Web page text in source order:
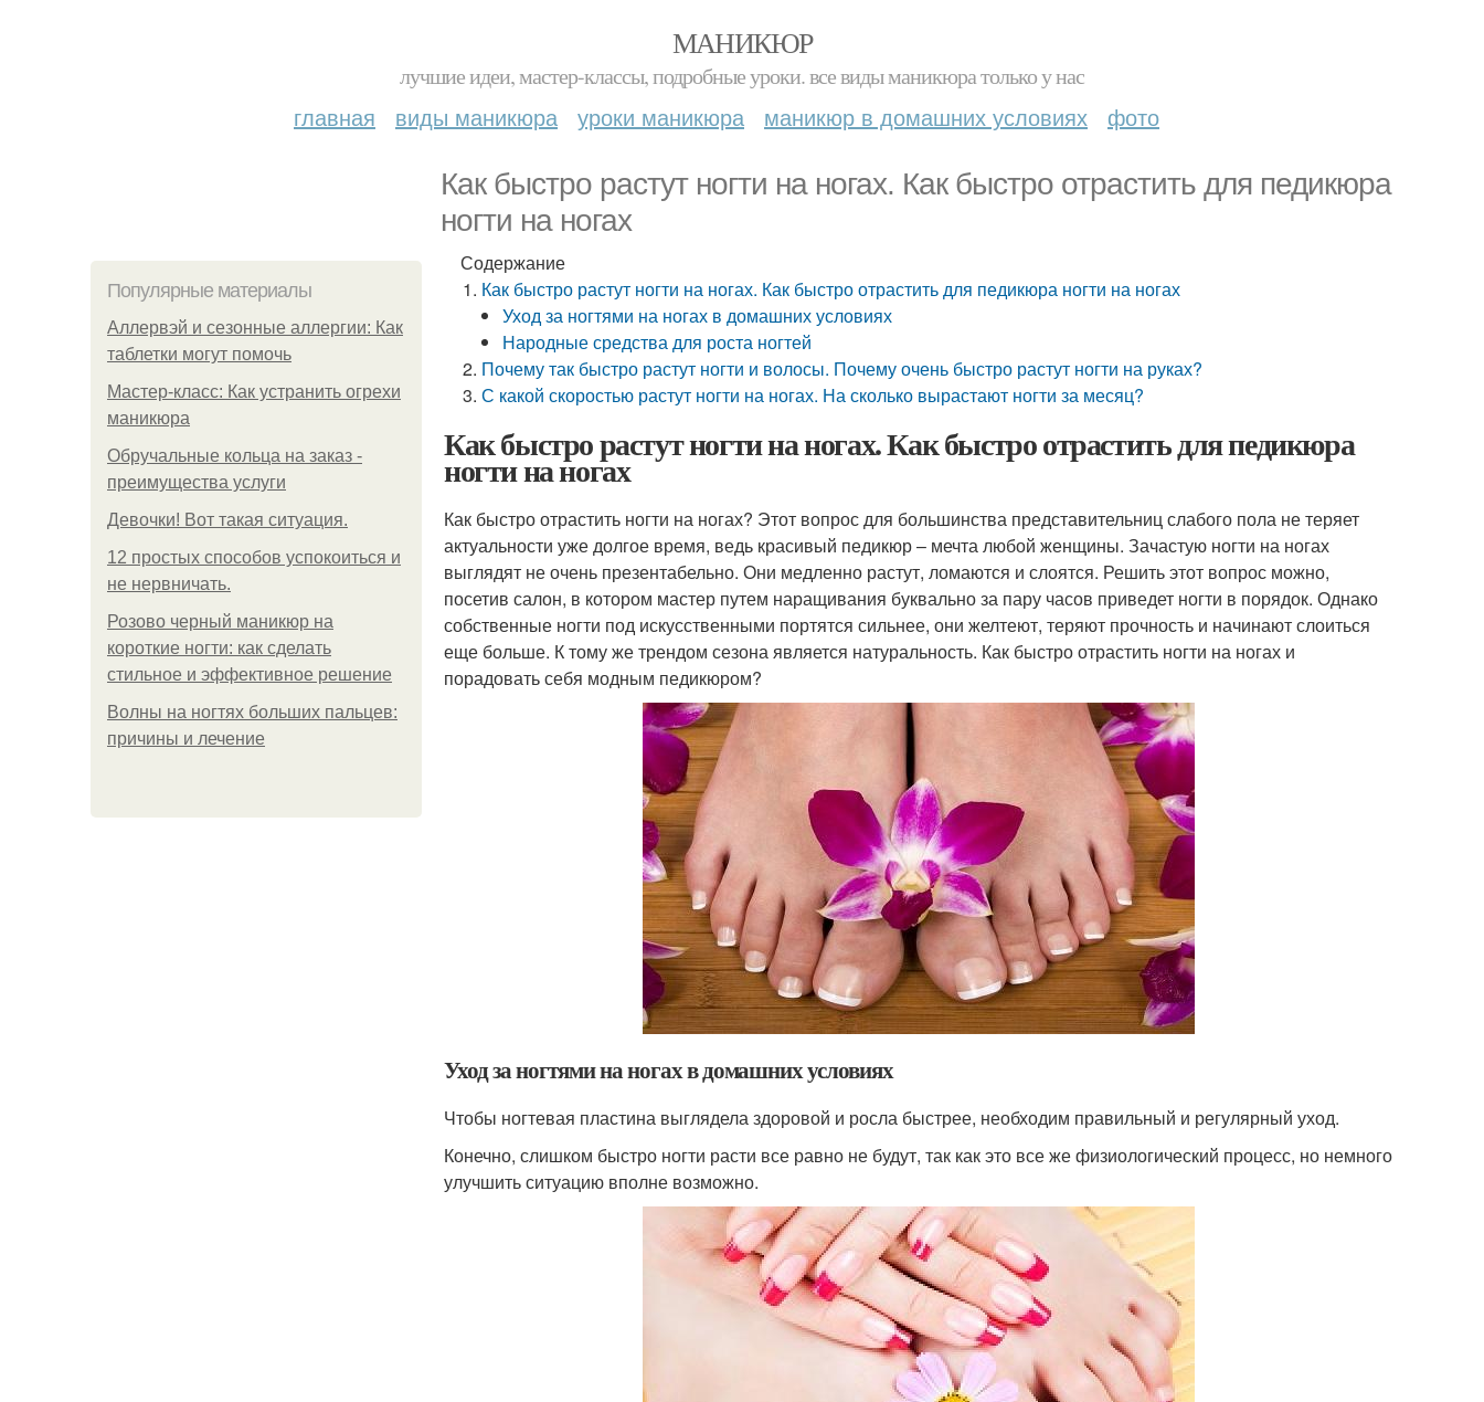
МАНИКЮР
лучшие идеи, мастер-классы, подробные уроки. все виды маникюра только у нас
главная виды маникюра уроки маникюра маникюр в домашних условиях фото
Как быстро растут ногти на ногах. Как быстро отрастить для педикюра
ногти на ногах
Популярные материалы
Аллервэй и сезонные аллергии: Как
таблетки могут помочь
Мастер-класс: Как устранить огрехи
маникюра
Обручальные кольца на заказ -
преимущества услуги
Девочки! Вот такая ситуация.
12 простых способов успокоиться и
не нервничать.
Розово черный маникюр на
короткие ногти: как сделать
стильное и эффективное решение
Волны на ногтях больших пальцев:
причины и лечение
Содержание
Как быстро растут ногти на ногах. Как быстро отрастить для педикюра ногти на ногах
Уход за ногтями на ногах в домашних условиях
Народные средства для роста ногтей
Почему так быстро растут ногти и волосы. Почему очень быстро растут ногти на руках?
С какой скоростью растут ногти на ногах. На сколько вырастают ногти за месяц?
Как быстро растут ногти на ногах. Как быстро отрастить для педикюра
ногти на ногах
Как быстро отрастить ногти на ногах? Этот вопрос для большинства представительниц слабого пола не теряет
актуальности уже долгое время, ведь красивый педикюр – мечта любой женщины. Зачастую ногти на ногах
выглядят не очень презентабельно. Они медленно растут, ломаются и слоятся. Решить этот вопрос можно,
посетив салон, в котором мастер путем наращивания буквально за пару часов приведет ногти в порядок. Однако
собственные ногти под искусственными портятся сильнее, они желтеют, теряют прочность и начинают слоиться
еще больше. К тому же трендом сезона является натуральность. Как быстро отрастить ногти на ногах и
порадовать себя модным педикюром?
Уход за ногтями на ногах в домашних условиях
Чтобы ногтевая пластина выглядела здоровой и росла быстрее, необходим правильный и регулярный уход.
Конечно, слишком быстро ногти расти все равно не будут, так как это все же физиологический процесс, но немного
улучшить ситуацию вполне возможно.